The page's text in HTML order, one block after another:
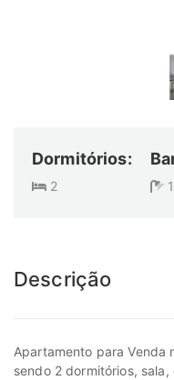
Dormitórios:
2 1
Descrição
Apartamento para Venda
sendo 2 dormitórios,